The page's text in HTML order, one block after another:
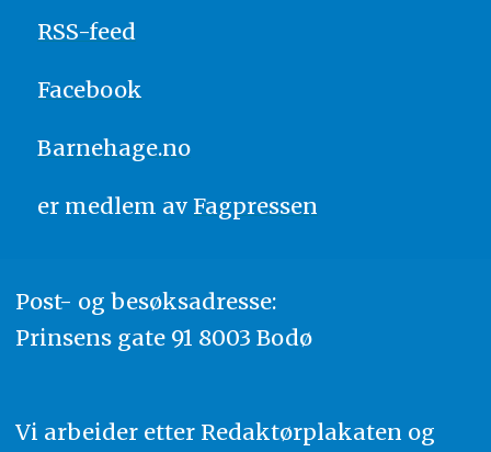
RSS-feed
Facebook
Barnehage.no
er medlem av Fagpressen
Post- og besøksadresse:
Prinsens gate 91 8003 Bodø
Vi arbeider etter Redaktørplakaten og